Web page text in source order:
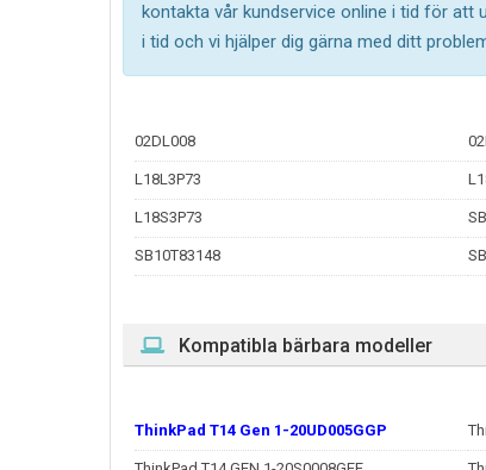
kontakta vår kundservice online i tid för att
i tid och vi hjälper dig gärna med ditt
02DL008
L18L3P73
L18S3P73
SB10T83148
Kompatibla bärbara modeller
ThinkPad T14 Gen 1-20UD005GGP